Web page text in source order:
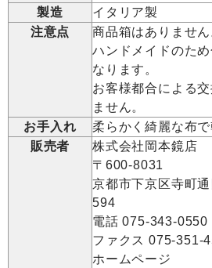
製造
イタリア製
注意点
商品箱はありません
ハンドメイドのた
なります。
お客様都合による
ません。
お手入れ
柔らかく綺麗な布
販売者
株式会社岡本鏡店
〒600-8031
京都市下京区寺町
594
電話 075-343-0550
ファクス 075-351-
ホームページ